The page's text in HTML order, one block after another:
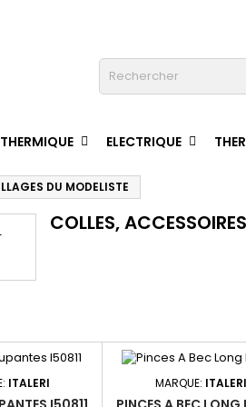
ELECTRIQUE
DU MODELISTE
COLLES,
ITALERI MARQUE: ITALERI